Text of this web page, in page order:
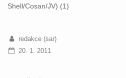
Shell/Cosan/JV) (1)
redakce (sar)
20. 1. 2011